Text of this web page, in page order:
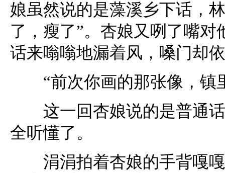
娘虽然说的是藻溪乡下话，
了，瘦了”。杏娘又咧了嘴
话来嗡嗡地漏着风，嗓门却
“前次你画的那张像，镇
这一回杏娘说的是普通话
全听懂了。
涓涓拍着杏娘的手背嘎嘎